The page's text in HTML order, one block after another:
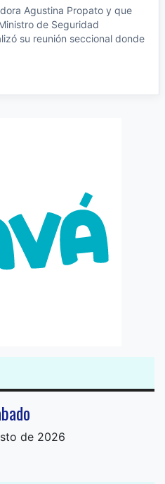
Agustina Propato y que
de Seguridad
su reunión seccional donde
de 2026